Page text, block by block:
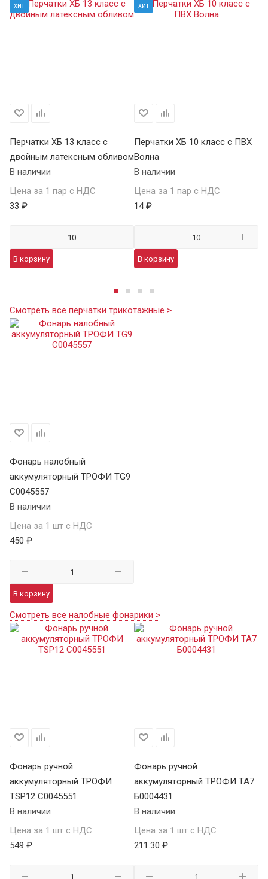
хит
Перчатки ХБ 13 класс с
двойным латексным обливом
В наличии
Цена за 1 пар с НДС
33 ₽
В корзину
хит
Перчатки ХБ 10 класс с ПВХ
Волна
В наличии
Цена за 1 пар с НДС
14 ₽
В корзину
Смотреть все перчатки трикотажные >
Фонарь налобный
аккумуляторный ТРОФИ TG9
C0045557
В наличии
Цена за 1 шт с НДС
450 ₽
В корзину
Смотреть все налобные фонарики >
Фонарь ручной
аккумуляторный ТРОФИ
TSP12 C0045551
В наличии
Цена за 1 шт с НДС
549 ₽
Фонарь ручной
аккумуляторный ТРОФИ TA7
Б0004431
В наличии
Цена за 1 шт с НДС
211.30 ₽